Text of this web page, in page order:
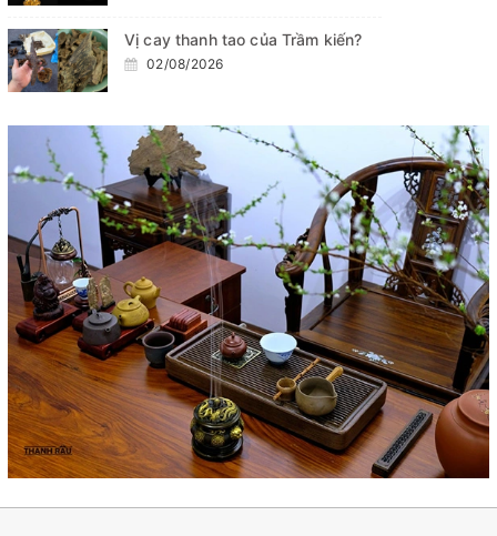
Vị cay thanh tao của Trầm kiến?
02/08/2026